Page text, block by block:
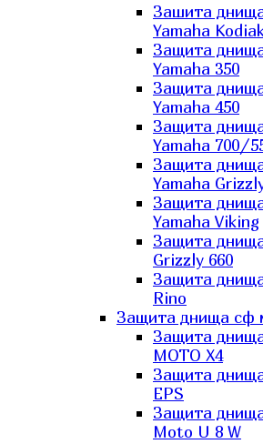
Зашита
Yamaha
Защита
Yamaha 350
Защита
Yamaha 450
Защита
Yamaha 700/
Защита
Yamaha
Защита
Yamaha Viking
Защита
Grizzly 660
Защита
Rino
Защита днища сф
Защита
MOTO X4
Защита
EPS
Защита
Moto U 8 W